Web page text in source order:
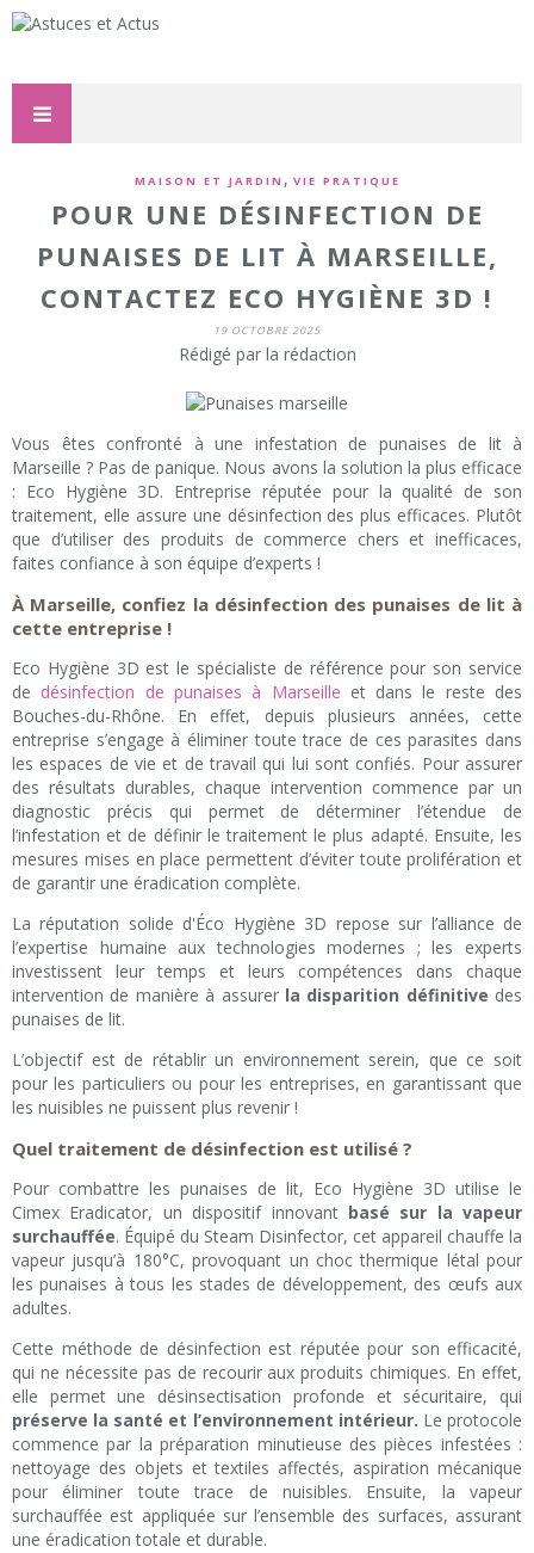
MAISON ET JARDIN , VIE PRATIQUE
POUR UNE DÉSINFECTION DE
PUNAISES DE LIT À MARSEILLE,
CONTACTEZ ECO HYGIÈNE 3D !
19 OCTOBRE 2025
Rédigé par la rédaction
Vous êtes confronté à une infestation de punaises de lit à
Marseille ? Pas de panique. Nous avons la solution la plus efficace
: Eco Hygiène 3D. Entreprise réputée pour la qualité de son
traitement, elle assure une désinfection des plus efficaces. Plutôt
que d’utiliser des produits de commerce chers et inefficaces,
faites confiance à son équipe d’experts !
À Marseille, confiez la désinfection des punaises de lit à
cette entreprise !
Eco Hygiène 3D est le spécialiste de référence pour son service
de désinfection de punaises à Marseille et dans le reste des
Bouches-du-Rhône. En effet, depuis plusieurs années, cette
entreprise s’engage à éliminer toute trace de ces parasites dans
les espaces de vie et de travail qui lui sont confiés. Pour assurer
des résultats durables, chaque intervention commence par un
diagnostic précis qui permet de déterminer l’étendue de
l’infestation et de définir le traitement le plus adapté. Ensuite, les
mesures mises en place permettent d’éviter toute prolifération et
de garantir une éradication complète.
La réputation solide d'Éco Hygiène 3D repose sur l’alliance de
l’expertise humaine aux technologies modernes ; les experts
investissent leur temps et leurs compétences dans chaque
intervention de manière à assurer la disparition définitive des
punaises de lit.
L’objectif est de rétablir un environnement serein, que ce soit
pour les particuliers ou pour les entreprises, en garantissant que
les nuisibles ne puissent plus revenir !
Quel traitement de désinfection est utilisé ?
Pour combattre les punaises de lit, Eco Hygiène 3D utilise le
Cimex Eradicator, un dispositif innovant basé sur la vapeur
surchauffée. Équipé du Steam Disinfector, cet appareil chauffe la
vapeur jusqu’à 180°C, provoquant un choc thermique létal pour
les punaises à tous les stades de développement, des œufs aux
adultes.
Cette méthode de désinfection est réputée pour son efficacité,
qui ne nécessite pas de recourir aux produits chimiques. En effet,
elle permet une désinsectisation profonde et sécuritaire, qui
préserve la santé et l’environnement intérieur. Le protocole
commence par la préparation minutieuse des pièces infestées :
nettoyage des objets et textiles affectés, aspiration mécanique
pour éliminer toute trace de nuisibles. Ensuite, la vapeur
surchauffée est appliquée sur l’ensemble des surfaces, assurant
une éradication totale et durable.